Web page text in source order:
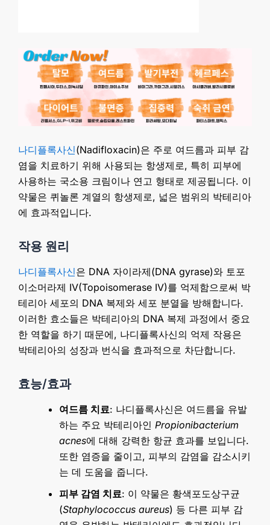
나디플록사신(Nadifloxacin)은 주로 여드름과 피부 감
염을 치료하기 위해 사용되는 항생제로, 특히 피부에
사용하는 국소용 크림이나 연고 형태로 제공됩니다. 이
약물은 퀴놀론 계열의 항생제로, 넓은 범위의 박테리아
에 효과적입니다.
작용 원리
나디플록사신은 DNA 자이라제(DNA gyrase)와 토포
이소머라제 IV(Topoisomerase IV)를 억제함으로써 박
테리아 세포의 DNA 복제와 세포 분열을 방해합니다.
이러한 효소들은 박테리아의 DNA 복제 과정에서 중요
한 역할을 하기 때문에, 나디플록사신의 억제 작용은
박테리아의 성장과 번식을 효과적으로 차단합니다.
효능/효과
여드름 치료: 나디플록사신은 여드름을 유발
하는 주요 박테리아인 Propionibacterium
acnes에 대해 강력한 항균 효과를 보입니다.
또한 염증을 줄이고, 피부의 감염을 감소시키
는 데 도움을 줍니다.
피부 감염 치료: 이 약물은 황색포도상구균
(Staphylococcus aureus) 등 다른 피부 감